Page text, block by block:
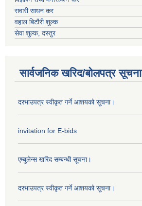
सवारी साधन कर
वहाल बिटौरी शुल्क
सेवा शुल्क, दस्तुर
सार्वजनिक खरिद/बोलपत्र सूचना
दरभाउपत्र स्वीकृत गर्ने आशयको सूचना।
invitation for E-bids
एम्बुलेन्स खरिद सम्बन्धी सूचना।
दरभाउपत्र स्वीकृत गर्ने आशयको सूचना।